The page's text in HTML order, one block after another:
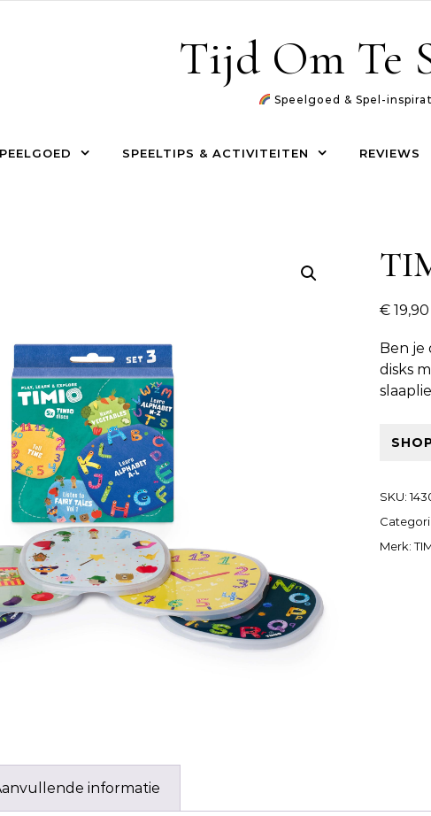
Tijd Om Te
Speelgoed & Spel-
SPEELTIPS & ACTIVITEITEN REVIEWS
€ 19,90
Ben je
disks
SKU:
Merk:
informatie